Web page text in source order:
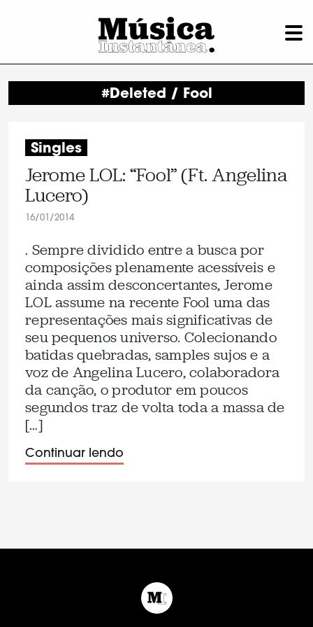
#Deleted / Fool
Singles
Jerome LOL: “Fool” (Ft. Angelina
Lucero)
16/01/2014
. Sempre dividido entre a busca por
composições plenamente acessíveis e
ainda assim desconcertantes, Jerome
LOL assume na recente Fool uma das
representações mais significativas de
seu pequenos universo. Colecionando
batidas quebradas, samples sujos e a
voz de Angelina Lucero, colaboradora
da canção, o produtor em poucos
segundos traz de volta toda a massa de
[…]
Continuar lendo